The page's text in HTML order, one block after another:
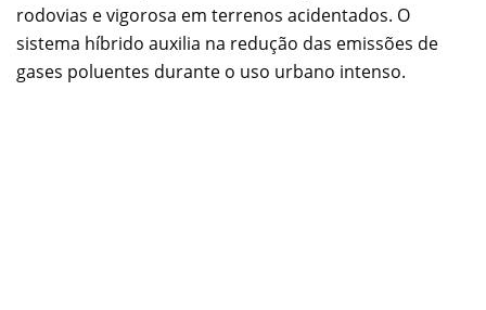
rodovias e vigorosa em terrenos acidentados. O
sistema híbrido auxilia na redução das emissões de
gases poluentes durante o uso urbano intenso.